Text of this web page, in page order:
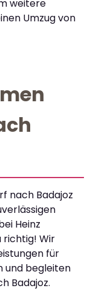
weitere
Umzug von
nach Badajoz
Heinz
richtig! Wir
für
und begleiten
Badajoz.